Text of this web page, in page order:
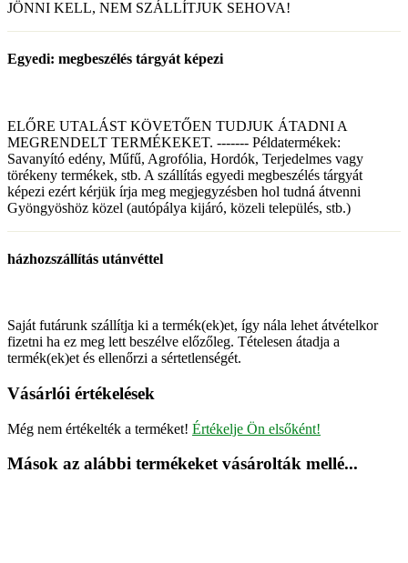
JÖNNI KELL, NEM SZÁLLÍTJUK SEHOVA!
Egyedi: megbeszélés tárgyát képezi
ELŐRE UTALÁST KÖVETŐEN TUDJUK ÁTADNI A
MEGRENDELT TERMÉKEKET. ------- Példatermékek:
Savanyító edény, Műfű, Agrofólia, Hordók, Terjedelmes vagy
törékeny termékek, stb. A szállítás egyedi megbeszélés tárgyát
képezi ezért kérjük írja meg megjegyzésben hol tudná átvenni
Gyöngyöshöz közel (autópálya kijáró, közeli település, stb.)
házhozszállítás utánvéttel
Saját futárunk szállítja ki a termék(ek)et, így nála lehet átvételkor
fizetni ha ez meg lett beszélve előzőleg. Tételesen átadja a
termék(ek)et és ellenőrzi a sértetlenségét.
Vásárlói értékelések
Még nem értékelték a terméket! Értékelje Ön elsőként!
Mások az alábbi termékeket vásárolták mellé...